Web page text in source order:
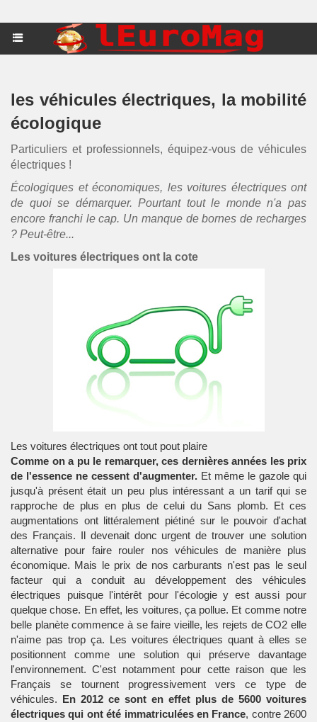
les véhicules électriques, la mobilité
écologique
Particuliers et professionnels, équipez-vous de véhicules
électriques !
Écologiques et économiques, les voitures électriques ont
de quoi se démarquer. Pourtant tout le monde n'a pas
encore franchi le cap. Un manque de bornes de recharges
? Peut-être...
Les voitures électriques ont la cote
Les voitures électriques ont tout pout plaire
Comme on a pu le remarquer, ces dernières années les prix
de l'essence ne cessent d'augmenter. Et même le gazole qui
jusqu'à présent était un peu plus intéressant a un tarif qui se
rapproche de plus en plus de celui du Sans plomb. Et ces
augmentations ont littéralement piétiné sur le pouvoir d'achat
des Français. Il devenait donc urgent de trouver une solution
alternative pour faire rouler nos véhicules de manière plus
économique. Mais le prix de nos carburants n'est pas le seul
facteur qui a conduit au développement des véhicules
électriques puisque l'intérêt pour l'écologie y est aussi pour
quelque chose. En effet, les voitures, ça pollue. Et comme notre
belle planète commence à se faire vieille, les rejets de CO2 elle
n'aime pas trop ça. Les voitures électriques quant à elles se
positionnent comme une solution qui préserve davantage
l'environnement. C'est notamment pour cette raison que les
Français se tournent progressivement vers ce type de
véhicules. En 2012 ce sont en effet plus de 5600 voitures
électriques qui ont été immatriculées en France, contre 2600